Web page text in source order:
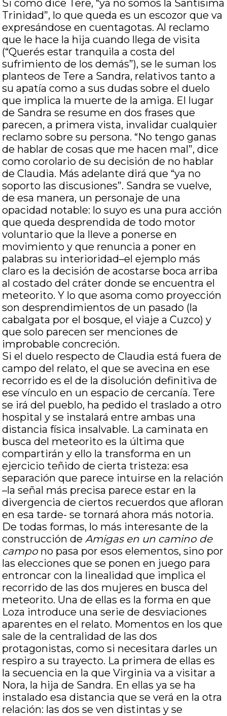
Si como dice Tere, “ya no somos la Santísima
Trinidad”, lo que queda es un escozor que va
expresándose en cuentagotas. Al reclamo
que le hace la hija cuando llega de visita
(“Querés estar tranquila a costa del
sufrimiento de los demás”), se le suman los
planteos de Tere a Sandra, relativos tanto a
su apatía como a sus dudas sobre el duelo
que implica la muerte de la amiga. El lugar
de Sandra se resume en dos frases que
parecen, a primera vista, invalidar cualquier
reclamo sobre su persona. “No tengo ganas
de hablar de cosas que me hacen mal”, dice
como corolario de su decisión de no hablar
de Claudia. Más adelante dirá que “ya no
soporto las discusiones”. Sandra se vuelve,
de esa manera, un personaje de una
opacidad notable: lo suyo es una pura acción
que queda desprendida de todo motor
voluntario que la lleve a ponerse en
movimiento y que renuncia a poner en
palabras su interioridad–el ejemplo más
claro es la decisión de acostarse boca arriba
al costado del cráter donde se encuentra el
meteorito. Y lo que asoma como proyección
son desprendimientos de un pasado (la
cabalgata por el bosque, el viaje a Cuzco) y
que solo parecen ser menciones de
improbable concreción.
Si el duelo respecto de Claudia está fuera de
campo del relato, el que se avecina en ese
recorrido es el de la disolución definitiva de
ese vínculo en un espacio de cercanía. Tere
se irá del pueblo, ha pedido el traslado a otro
hospital y se instalará entre ambas una
distancia física insalvable. La caminata en
busca del meteorito es la última que
compartirán y ello la transforma en un
ejercicio teñido de cierta tristeza: esa
separación que parece intuirse en la relación
–la señal más precisa parece estar en la
divergencia de ciertos recuerdos que afloran
en esa tarde- se tornará ahora más notoria.
De todas formas, lo más interesante de la
construcción deAmigas en un camino de
campono pasa por esos elementos, sino por
las elecciones que se ponen en juego para
entroncar con la linealidad que implica el
recorrido de las dos mujeres en busca del
meteorito. Una de ellas es la forma en que
Loza introduce una serie de desviaciones
aparentes en el relato. Momentos en los que
sale de la centralidad de las dos
protagonistas, como si necesitara darles un
respiro a su trayecto. La primera de ellas es
la secuencia en la que Virginia va a visitar a
Nora, la hija de Sandra. En ellas ya se ha
instalado esa distancia que se verá en la otra
relación: las dos se ven distintas y se